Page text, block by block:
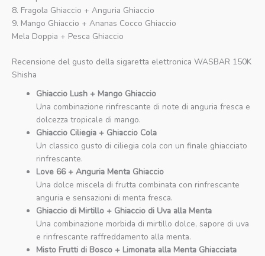
8. Fragola Ghiaccio + Anguria Ghiaccio
9. Mango Ghiaccio + Ananas Cocco Ghiaccio
Mela Doppia + Pesca Ghiaccio
Recensione del gusto della sigaretta elettronica WASBAR 150K
Shisha
Ghiaccio Lush + Mango Ghiaccio
Una combinazione rinfrescante di note di anguria fresca e
dolcezza tropicale di mango.
Ghiaccio Ciliegia + Ghiaccio Cola
Un classico gusto di ciliegia cola con un finale ghiacciato
rinfrescante.
Love 66 + Anguria Menta Ghiaccio
Una dolce miscela di frutta combinata con rinfrescante
anguria e sensazioni di menta fresca.
Ghiaccio di Mirtillo + Ghiaccio di Uva alla Menta
Una combinazione morbida di mirtillo dolce, sapore di uva
e rinfrescante raffreddamento alla menta.
Misto Frutti di Bosco + Limonata alla Menta Ghiacciata